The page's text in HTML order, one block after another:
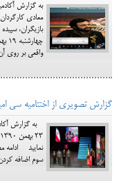
به گزارش
معادي
بازيگران،
واقعی بر روی
گزارش تصویری از اختتامیه سی
به گزارش
نمایید ادامه
سوم اضافه